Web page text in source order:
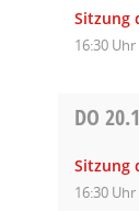
Sitzung
16:30 Uhr
DO
Sitzung
16:30 Uhr